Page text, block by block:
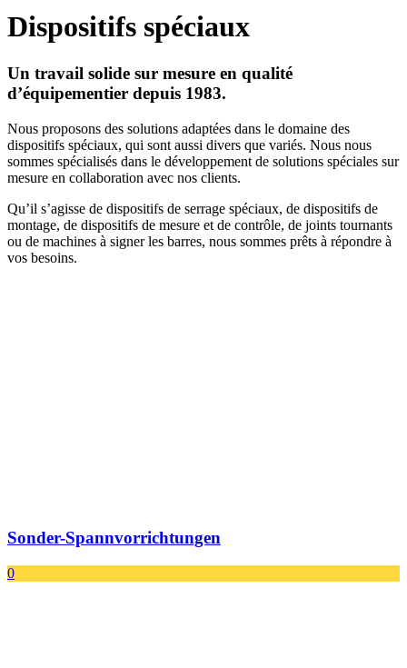
Dispositifs spéciaux
Un travail solide sur mesure en qualité
d’équipementier depuis 1983.
Nous proposons des solutions adaptées dans le domaine des
dispositifs spéciaux, qui sont aussi divers que variés. Nous nous
sommes spécialisés dans le développement de solutions spéciales sur
mesure en collaboration avec nos clients.
Qu’il s’agisse de dispositifs de serrage spéciaux, de dispositifs de
montage, de dispositifs de mesure et de contrôle, de joints tournants
ou de machines à signer les barres, nous sommes prêts à répondre à
vos besoins.
Sonder-Spannvorrichtungen
0